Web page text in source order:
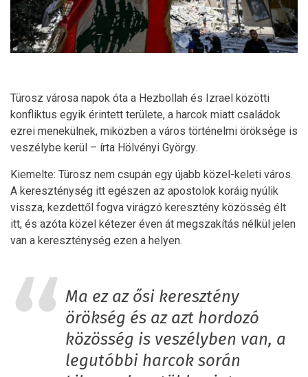
Türosz városa napok óta a Hezbollah és Izrael közötti
konfliktus egyik érintett területe, a harcok miatt családok
ezrei menekülnek, miközben a város történelmi öröksége is
veszélybe kerül – írta Hölvényi György.
Kiemelte: Türosz nem csupán egy újabb közel-keleti város.
A kereszténység itt egészen az apostolok koráig nyúlik
vissza, kezdettől fogva virágzó keresztény közösség élt
itt, és azóta közel kétezer éven át megszakítás nélkül jelen
van a kereszténység ezen a helyen.
Ma ez az ősi keresztény
örökség és az azt hordozó
közösség is veszélyben van, a
legutóbbi harcok során